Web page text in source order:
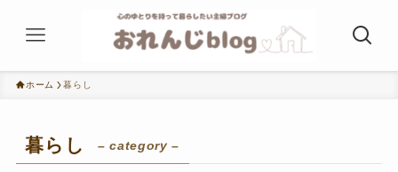
ホーム 暮らし
暮らし – category –